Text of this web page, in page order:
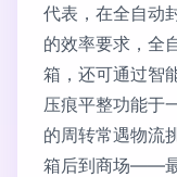
代表，在全自动
的效率要求，全
箱，还可通过智
压痕平整功能于
的周转常遇物流
箱后到商场——